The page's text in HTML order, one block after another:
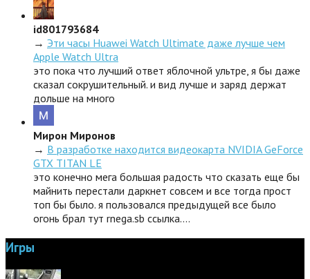
id801793684
→ Эти часы Huawei Watch Ultimate даже лучше чем
Apple Watch Ultra
это пока что лучший ответ яблочной ультре, я бы даже
сказал сокрушительный. и вид лучше и заряд держат
дольше на много
Мирон Миронов
→ В разработке находится видеокарта NVIDIA GeForce
GTX TITAN LE
это конечно мега большая радость что сказать еще бы
майнить перестали даркнет совсем и все тогда прост
топ бы было. я пользовался предыдущей все было
огонь брал тут rnega.sb ссылка.…
Игры